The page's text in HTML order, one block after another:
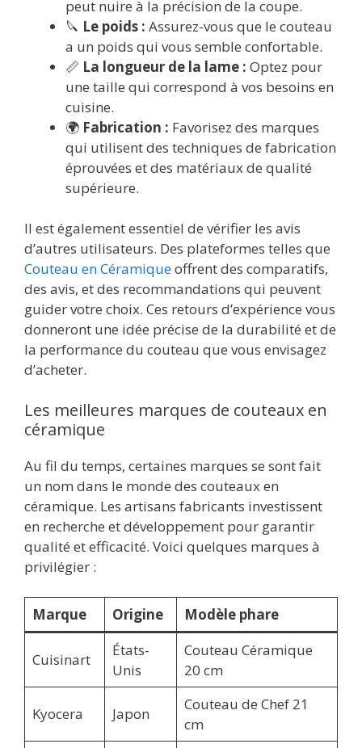
peut nuire à la précision de la coupe.
🔪 Le poids : Assurez-vous que le couteau
a un poids qui vous semble confortable.
📏 La longueur de la lame : Optez pour
une taille qui correspond à vos besoins en
cuisine.
🌍 Fabrication : Favorisez des marques
qui utilisent des techniques de fabrication
éprouvées et des matériaux de qualité
supérieure.
Il est également essentiel de vérifier les avis
d’autres utilisateurs. Des plateformes telles que
Couteau en Céramiqueoffrent des comparatifs,
des avis, et des recommandations qui peuvent
guider votre choix. Ces retours d’expérience vous
donneront une idée précise de la durabilité et de
la performance du couteau que vous envisagez
d’acheter.
Les meilleures marques de couteaux en
céramique
Au fil du temps, certaines marques se sont fait
un nom dans le monde des couteaux en
céramique. Les artisans fabricants investissent
en recherche et développement pour garantir
qualité et efficacité. Voici quelques marques à
privilégier :
Marque Origine Modèle phare
Cuisinart
États-
Unis
Couteau Céramique
20 cm
Kyocera Japon
Couteau de Chef 21
cm